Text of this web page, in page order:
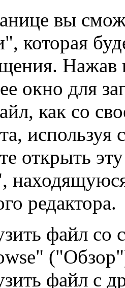
вы
которая
Нажав
окно для
как со
открыть
редактора.
файл со
файл с